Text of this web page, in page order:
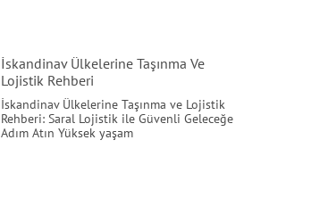
İskandinav Ülkelerine Taşınma Ve
Lojistik Rehberi
İskandinav Ülkelerine Taşınma ve Lojistik
Rehberi: Saral Lojistik ile Güvenli Geleceğe
Adım Atın Yüksek yaşam